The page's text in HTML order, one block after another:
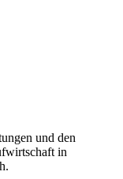
und den
in